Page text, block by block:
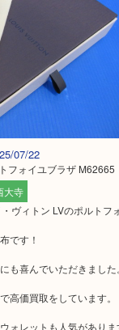
07/22
フォイユブラザ M62665
大寺
ヴィトン LVのポルトフ
です！
も喜んでいただきました。
高価買取をしています。
ォレットも人気がありま